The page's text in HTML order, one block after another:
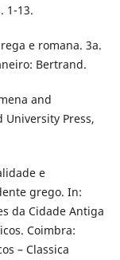
1-13.
e romana. 3a.
Bertrand.
and
University Press,
e
grego. In:
da Cidade Antiga
Coimbra:
– Classica